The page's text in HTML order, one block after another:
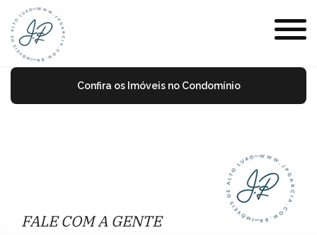
Confira os Imóveis no Condomínio
FALE COM A GENTE